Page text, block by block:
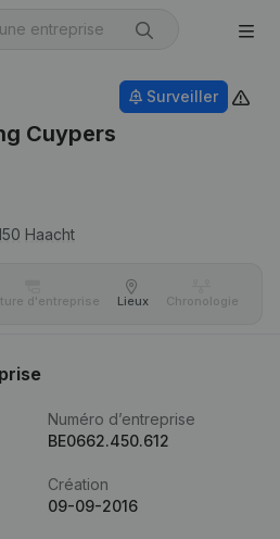
Cuypers
Haacht
Surveiller
d'entreprise Lieux Chronologie
Numéro d’entreprise
BE0662.450.612
Création
09-09-2016